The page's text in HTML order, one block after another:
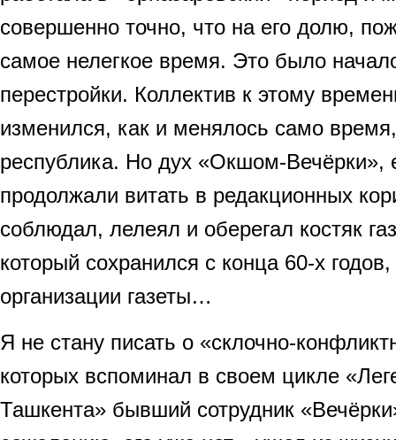
совершенно точно, что на его долю,
самое нелегкое время. Это было
перестройки. Коллектив к этому
изменился, как и менялось само
республика. Но дух «Окшом-Вечёрки»,
продолжали витать в редакционных
соблюдал, лелеял и оберегал костяк
который сохранился с конца 60-х
организации газеты…
Я не стану писать о «склочно-
которых вспоминал в своем цикле
Ташкента» бывший сотрудник